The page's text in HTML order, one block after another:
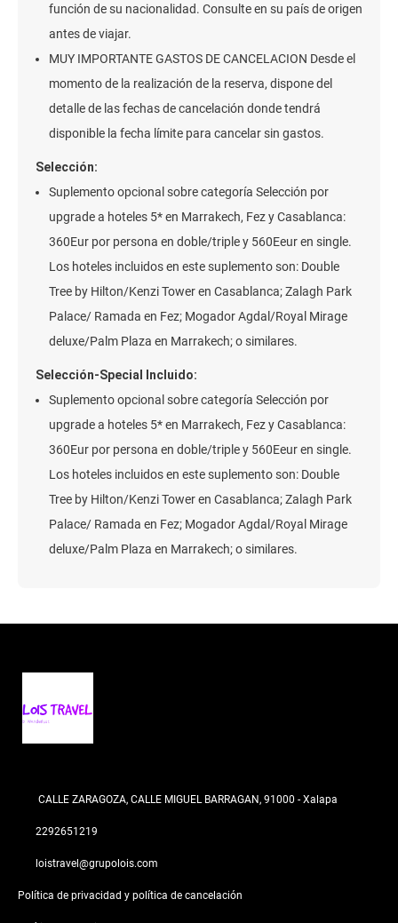
función de su nacionalidad. Consulte en su país de origen
antes de viajar.
MUY IMPORTANTE GASTOS DE CANCELACION Desde el
momento de la realización de la reserva, dispone del
detalle de las fechas de cancelación donde tendrá
disponible la fecha límite para cancelar sin gastos.
Selección:
Suplemento opcional sobre categoría Selección por
upgrade a hoteles 5* en Marrakech, Fez y Casablanca:
360Eur por persona en doble/triple y 560Eeur en single.
Los hoteles incluidos en este suplemento son: Double
Tree by Hilton/Kenzi Tower en Casablanca; Zalagh Park
Palace/ Ramada en Fez; Mogador Agdal/Royal Mirage
deluxe/Palm Plaza en Marrakech; o similares.
Selección-Special Incluido:
Suplemento opcional sobre categoría Selección por
upgrade a hoteles 5* en Marrakech, Fez y Casablanca:
360Eur por persona en doble/triple y 560Eeur en single.
Los hoteles incluidos en este suplemento son: Double
Tree by Hilton/Kenzi Tower en Casablanca; Zalagh Park
Palace/ Ramada en Fez; Mogador Agdal/Royal Mirage
deluxe/Palm Plaza en Marrakech; o similares.
CALLE ZARAGOZA, CALLE MIGUEL BARRAGAN, 91000 - Xalapa
2292651219
loistravel@grupolois.com
Política de privacidad y política de cancelación